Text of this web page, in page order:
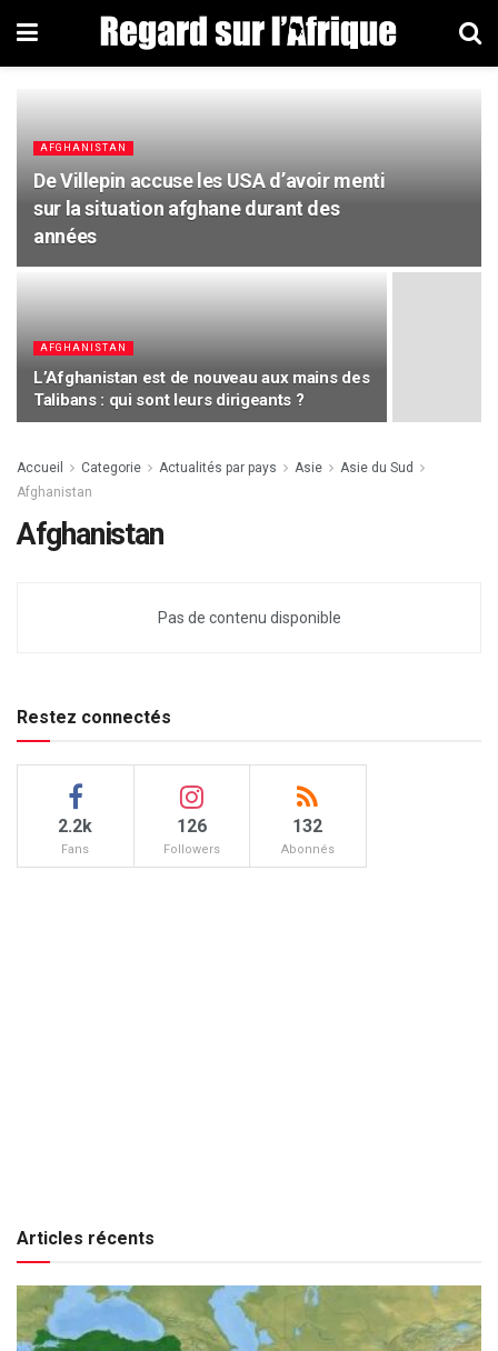
AFGHANISTAN
De Villepin accuse les USA d’avoir menti
sur la situation afghane durant des
années
AFGHANISTAN
L’Afghanistan est de nouveau aux mains des
Talibans : qui sont leurs dirigeants ?
Accueil Categorie Actualités par pays Asie
Asie du Sud
Afghanistan
Afghanistan
Pas de contenu disponible
Restez connectés
2.2k
Fans
126
Followers
132
Abonnés
Articles récents